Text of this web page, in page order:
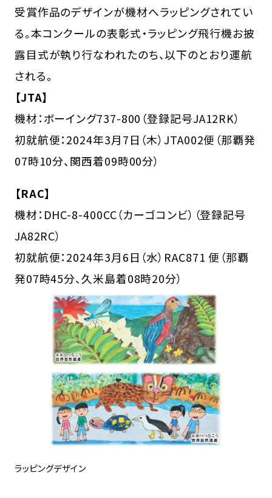
受賞作品のデザインが機材へラッピングされてい
る。本コンクールの表彰式・ラッピング飛行機お披
露目式が執り行なわれたのち、以下のとおり運航
される。
【JTA】
機材：ボーイング737-800（登録記号JA12RK）
初就航便：2024年3月7日（木）JTA002便（那覇発
07時10分、関西着09時00分）
【RAC】
機材：DHC-8-400CC（カーゴコンビ）（登録記号
JA82RC）
初就航便：2024年3月6日（水）RAC871 便（那覇
発07時45分、久米島着08時20分）
ラッピングデザイン